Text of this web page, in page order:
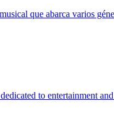
que abarca varios
to entertainment